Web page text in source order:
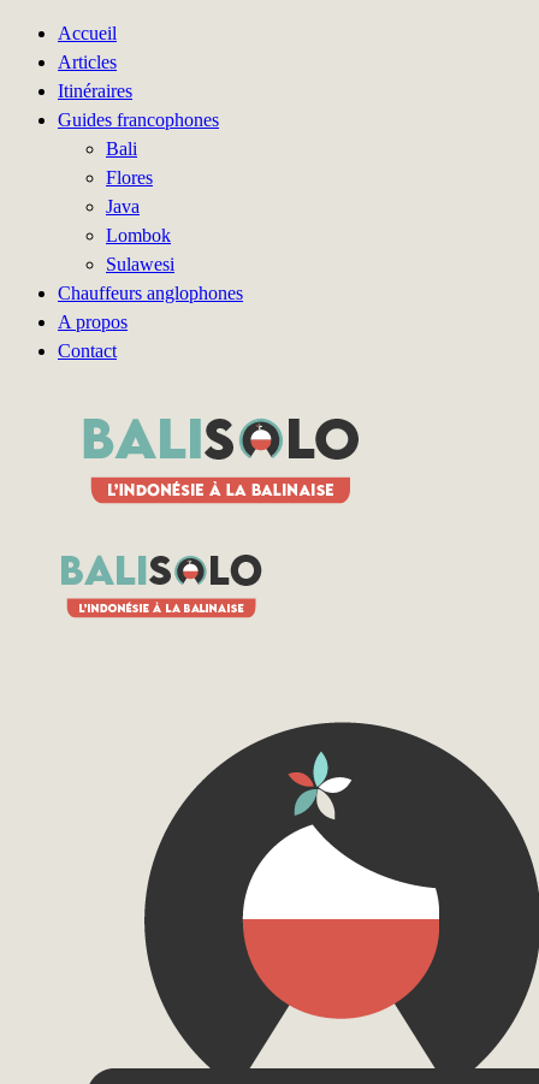
Accueil
Articles
Itinéraires
Guides francophones
Bali
Flores
Java
Lombok
Sulawesi
Chauffeurs anglophones
A propos
Contact